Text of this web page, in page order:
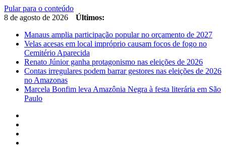
Pular para o conteúdo
8 de agosto de 2026
Últimos:
Manaus amplia participação popular no orçamento de 2027
Velas acesas em local impróprio causam focos de fogo no
Cemitério Aparecida
Renato Júnior ganha protagonismo nas eleições de 2026
Contas irregulares podem barrar gestores nas eleições de 2026
no Amazonas
Marcela Bonfim leva Amazônia Negra à festa literária em São
Paulo